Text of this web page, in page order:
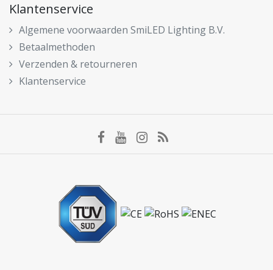
Klantenservice
Algemene voorwaarden SmiLED Lighting B.V.
Betaalmethoden
Verzenden & retourneren
Klantenservice